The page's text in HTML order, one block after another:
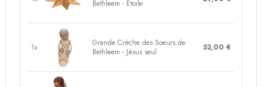
Bethleem - Etoile
1x
Grande Crèche des Soeurs de
Bethleem - Jésus seul
52,00 €